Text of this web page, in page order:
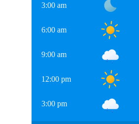
3:00 am
6:00 am
9:00 am
12:00 pm
3:00 pm